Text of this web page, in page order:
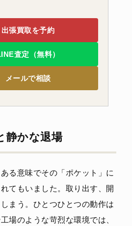
出張買取を予約
査定（無料）
メールで相談
静かな退場
る意味でその「ポケット」に
てもいました。取り出す、開
まう。ひとつひとつの動作は
場のような苛烈な環境では、